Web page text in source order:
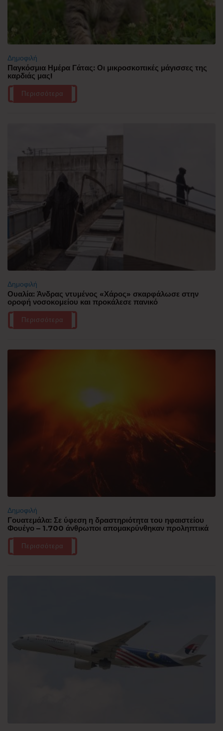
Δημοφιλή
Παγκόσμια Ημέρα Γάτας: Οι μικροσκοπικές μάγισσες της
καρδιάς μας!
Περισσότερα
Δημοφιλή
Ουαλία: Άνδρας ντυμένος «Χάρος» σκαρφάλωσε στην
οροφή νοσοκομείου και προκάλεσε πανικό
Περισσότερα
Δημοφιλή
Γουατεμάλα: Σε ύφεση η δραστηριότητα του ηφαιστείου
Φουέγο – 1.700 άνθρωποι απομακρύνθηκαν προληπτικά
Περισσότερα